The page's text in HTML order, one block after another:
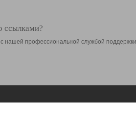
ссылками?
нашей профессиональной службой